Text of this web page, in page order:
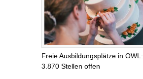
Freie Ausbildungsplätze in OWL:
3.870 Stellen offen